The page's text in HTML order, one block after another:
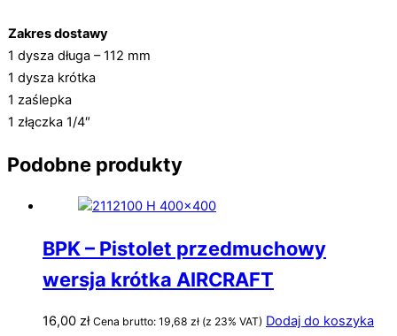
Zakres dostawy
1 dysza długa – 112 mm
1 dysza krótka
1 zaślepka
1 złączka 1/4″
Podobne produkty
BPK – Pistolet przedmuchowy
wersja krótka AIRCRAFT
16,00 zł Cena brutto: 19,68 zł (z 23% VAT) Dodaj do koszyka